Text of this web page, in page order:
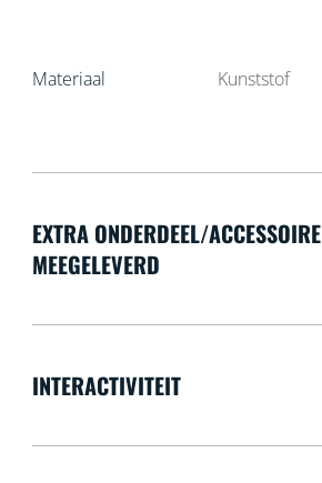
Materiaal Kunststof
EXTRA ONDERDEEL/ACCESSOIRE
MEEGELEVERD
INTERACTIVITEIT